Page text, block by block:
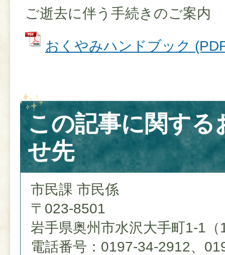
ご逝去に伴う手続きのご案内
おくやみハンドブック
この記事に関する
せ先
市民課 市民係
〒023-8501
岩手県奥州市水沢大手町1-1（
電話番号：0197-34-2912、